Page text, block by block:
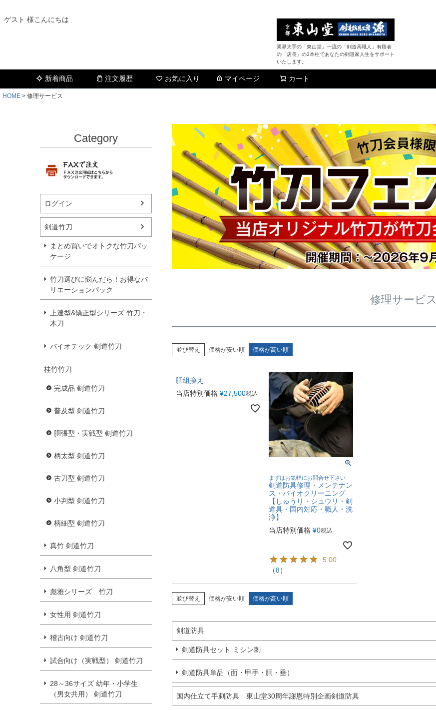
ゲスト 様こんにちは
業界大手の「東山堂」一流の「剣道具職人」有段者
の「店長」の3本柱であなたの剣道家人生をサポート
いたします。
新着商品 注文履歴 お気に入り マイページ カート
HOME 修理サービス
Category
ログイン
剣道竹刀
まとめ買いでオトクな竹刀パッ
ケージ
竹刀選びに悩んだら！お得なバ
リエーションパック
上達型&矯正型シリーズ 竹刀・
木刀
バイオテック 剣道竹刀
桂竹竹刀
完成品 剣道竹刀
普及型 剣道竹刀
胴張型・実戦型 剣道竹刀
柄太型 剣道竹刀
古刀型 剣道竹刀
小判型 剣道竹刀
柄細型 剣道竹刀
真竹 剣道竹刀
八角型 剣道竹刀
彪雅シリーズ 竹刀
女性用 剣道竹刀
稽古向け 剣道竹刀
試合向け（実戦型） 剣道竹刀
28～36サイズ 幼年・小学生
（男女共用） 剣道竹刀
修理サービス
並び替え 価格が安い順 価格が高い順
胴組換え
当店特別価格 ¥27,500税込
まずはお気軽にお問合せ下さい
剣道防具修理・メンテナン
ス・バイオクリーニング
【しゅうり・シュウリ・剣
道具・国内対応・職人・洗
浄】
当店特別価格 ¥0税込
5.00
（8）
並び替え 価格が安い順 価格が高い順
剣道防具
剣道防具セット ミシン刺
剣道防具単品（面・甲手・胴・垂）
国内仕立て手刺防具 東山堂30周年謝恩特別企画剣道防具